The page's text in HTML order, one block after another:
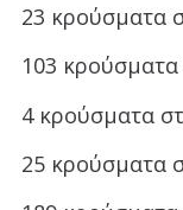
23 κρούσματα
103
4 κρούσματα
25 κρούσματα